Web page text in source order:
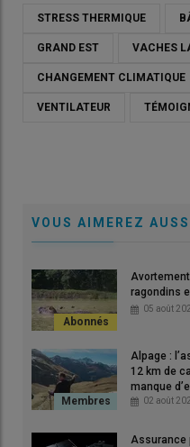
Pascal Goetz, éleveur dans
STRESS THERMIQUE
GRAND EST VACHES
CHANGEMENT CLIMATIQUE
VENTILATEUR
VOUS AIMEREZ AUSSI
ragondins
05 août
Alpage :
12 km de
manque
02 août
Assurance